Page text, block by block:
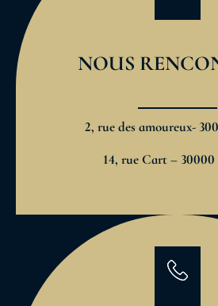
NOUS
2, rue des amoureux-
14, rue Cart – 30000